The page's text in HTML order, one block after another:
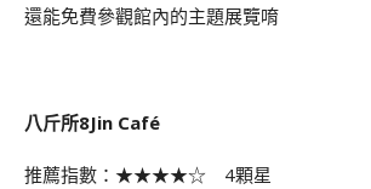
還能免費參觀館內的主題展覽唷
八斤所8Jin Café
推薦指數：★★★★☆ 4顆星